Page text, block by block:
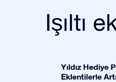
Işıltı
Yıldız Hediye
Eklentilerle